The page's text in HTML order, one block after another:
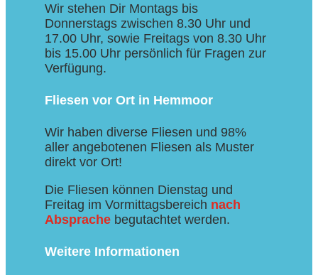
Wir stehen Dir Montags bis
Donnerstags zwischen 8.30 Uhr und
17.00 Uhr, sowie Freitags von 8.30 Uhr
bis 15.00 Uhr persönlich für Fragen zur
Verfügung.
Fliesen vor Ort in Hemmoor
Wir haben diverse Fliesen und 98%
aller angebotenen Fliesen als Muster
direkt vor Ort!
Die Fliesen können Dienstag und
Freitag im Vormittagsbereich nach
Absprache begutachtet werden.
Weitere Informationen